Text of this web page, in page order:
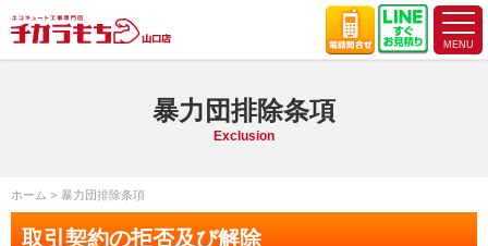
暴力団排除条項
Exclusion
ホーム 暴力団排除条項
取引契約の拒否及び解除